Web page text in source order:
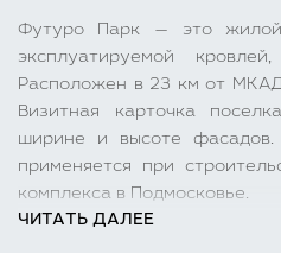
Футуро Парк — это жилой
эксплуатируемой
Расположен в 23 км от
Визитная карточка
ширине и высоте
применяется при
комплекса в Подмосковье.
Территория поселка
ЧИТАТЬ ДАЛЕЕ